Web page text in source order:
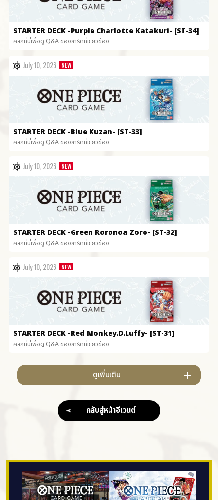
STARTER DECK -Purple Charlotte Katakuri- [ST-34]
คลิกที่นี่เพื่อดู Q&A ของการ์ดที่เกี่ยวข้อง
July 10, 2026
STARTER DECK -Blue Kuzan- [ST-33]
คลิกที่นี่เพื่อดู Q&A ของการ์ดที่เกี่ยวข้อง
July 10, 2026
STARTER DECK -Green Roronoa Zoro- [ST-32]
คลิกที่นี่เพื่อดู Q&A ของการ์ดที่เกี่ยวข้อง
July 10, 2026
STARTER DECK -Red Monkey.D.Luffy- [ST-31]
คลิกที่นี่เพื่อดู Q&A ของการ์ดที่เกี่ยวข้อง
ดูเพิ่มเติม
กลับสู่หน้าอีเวนต์